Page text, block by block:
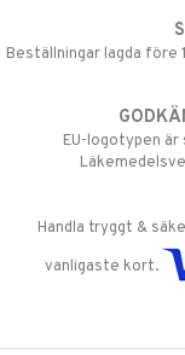
Beställningar lagda före
EU-logotypen
Handla tryggt &
vanligaste kort.